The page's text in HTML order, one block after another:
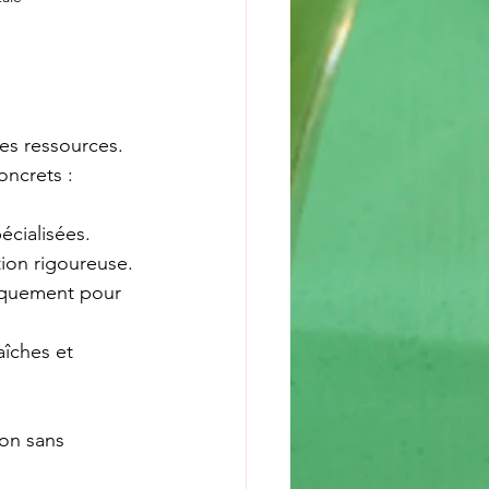
ressources.
:
rigoureuse.
pour
et
sans